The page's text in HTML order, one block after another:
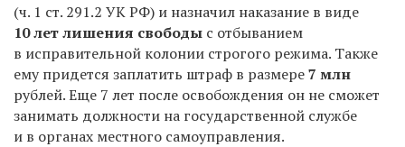
(ч. 1 ст. 291.2 УК РФ) и назначил наказание в виде
10 лет лишения свободы с отбыванием
в исправительной колонии строгого режима. Также
ему придется заплатить штраф в размере7 млн
рублей. Еще 7 лет после освобождения он не сможет
занимать должности на государственной службе
и в органах местного самоуправления.